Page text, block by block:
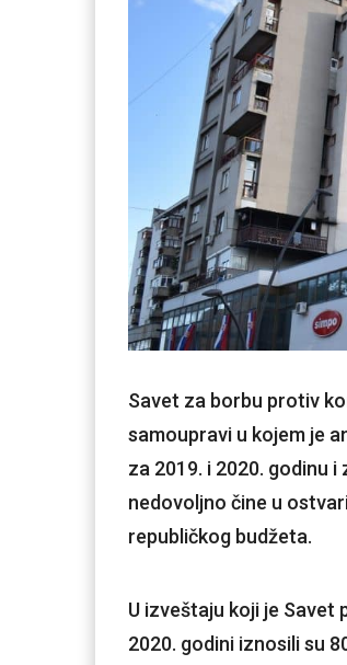
Savet za borbu protiv
samoupravi u kojem je
za 2019. i 2020. godinu
nedovoljno čine u
republičkog budžeta.
U izveštaju koji je Savet
2020. godini iznosili su